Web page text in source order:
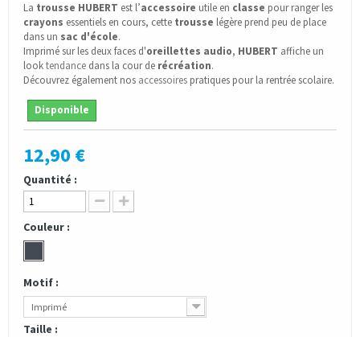
La trousse HUBERT est l’accessoire utile en classe pour ranger les
crayons essentiels en cours, cette trousse légère prend peu de place
dans un sac d'école.
Imprimé sur les deux faces d'oreillettes audio, HUBERT affiche un
looktendance dans la cour de récréation.
Découvrez également nos accessoires pratiques pour la rentrée scolaire.
Disponible
12,90 €
Quantité :
Couleur :
Motif :
Imprimé
Taille :